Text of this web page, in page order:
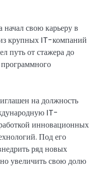
свою карьеру в
крупных IT-компаний
путь от стажера до
программного
на должность
IT-
инновационных
Под его
ряд новых
увеличить свою долю